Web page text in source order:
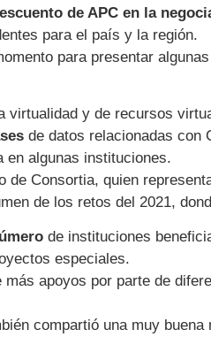
de APC en la
para el país y la región.
para presentar
virtualidad y de recursos
de datos relacionadas con
en algunas instituciones.
de Consortia, quien
de los retos del 2021,
de instituciones
especiales.
más apoyos por parte de
compartió una muy buena